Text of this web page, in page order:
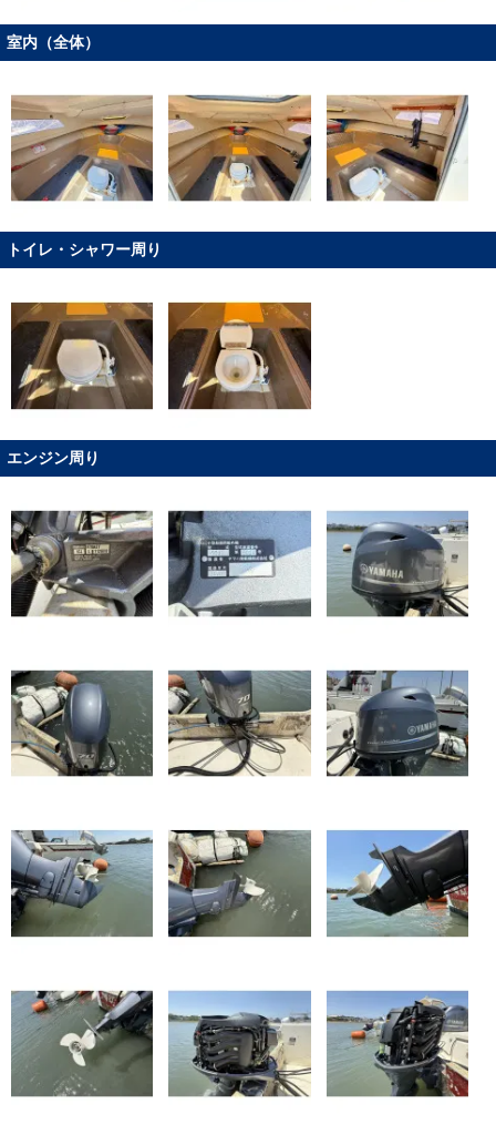
室内（全体）
トイレ・シャワー周り
エンジン周り